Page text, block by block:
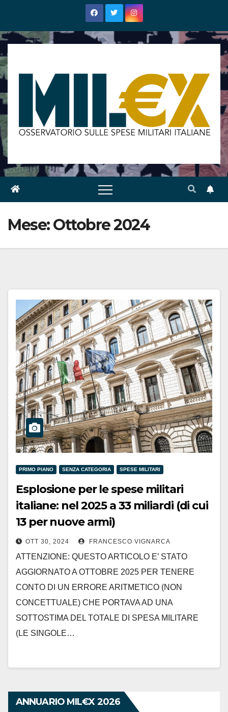
contenuto
Mese:Ottobre 2024
PRIMO PIANO SENZA CATEGORIA SPESE MILITARI
Esplosione per le spese militari
italiane: nel 2025 a 33 miliardi (di cui
13 per nuove armi)
OTT 30, 2024 FRANCESCO VIGNARCA
ATTENZIONE: QUESTO ARTICOLO E’ STATO
AGGIORNATO A OTTOBRE 2025 PER TENERE
CONTO DI UN ERRORE ARITMETICO (NON
CONCETTUALE) CHE PORTAVA AD UNA
SOTTOSTIMA DEL TOTALE DI SPESA MILITARE
(LE SINGOLE…
ANNUARIO MIL€X 2026